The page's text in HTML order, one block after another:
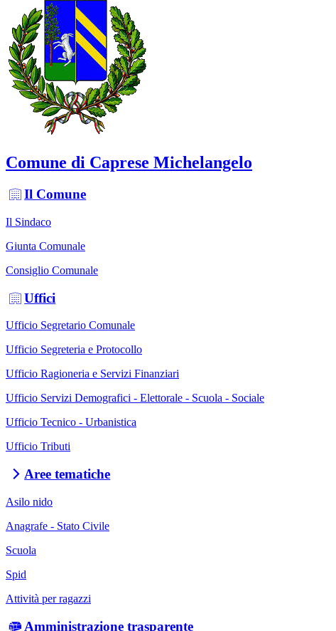
Comune di Caprese Michelangelo
Il Comune
Il Sindaco
Giunta Comunale
Consiglio Comunale
Uffici
Ufficio Segretario Comunale
Ufficio Segreteria e Protocollo
Ufficio Ragioneria e Servizi Finanziari
Ufficio Servizi Demografici - Elettorale - Scuola - Sociale
Ufficio Tecnico - Urbanistica
Ufficio Tributi
Aree tematiche
Asilo nido
Anagrafe - Stato Civile
Scuola
Spid
Attività per ragazzi
Amministrazione trasparente